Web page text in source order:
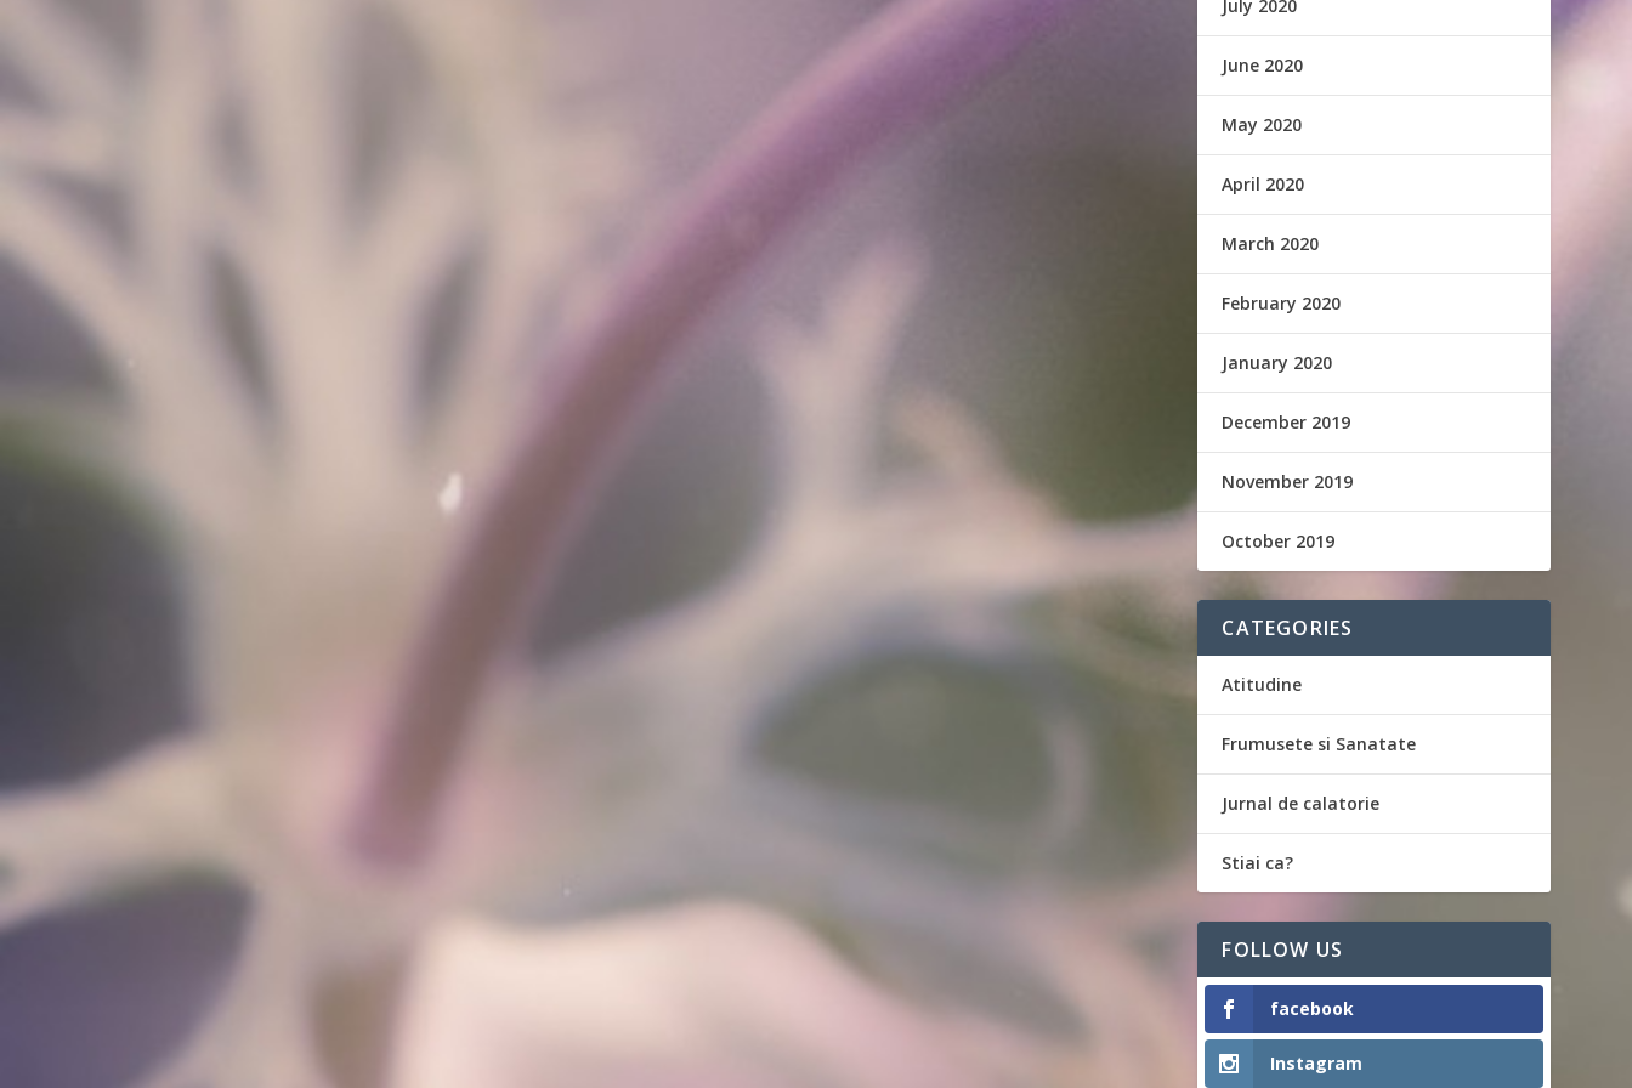
July 2020
June 2020
May 2020
April 2020
March 2020
February 2020
January 2020
December 2019
November 2019
October 2019
CATEGORIES
Atitudine
Frumusete si Sanatate
Jurnal de calatorie
Stiai ca?
FOLLOW US
facebook
Instagram